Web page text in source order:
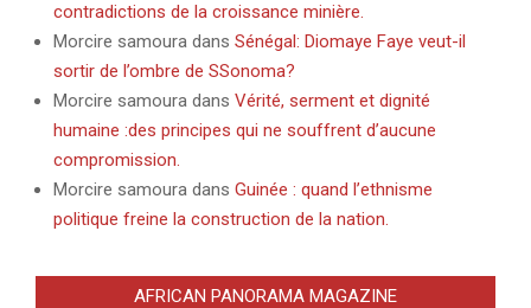
contradictions de la croissance minière.
Morcire samoura dans Sénégal: Diomaye Faye veut-il
sortir de l’ombre de SSonoma?
Morcire samoura dans Vérité, serment et dignité
humaine :des principes qui ne souffrent d’aucune
compromission.
Morcire samoura dans Guinée : quand l’ethnisme
politique freine la construction de la nation.
AFRICAN PANORAMA MAGAZINE